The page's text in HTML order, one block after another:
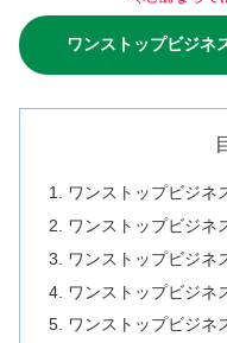
ワンストップビジネ
ワンストップビジネ
ワンストップビジネ
ワンストップビジネ
ワンストップビジネ
ワンストップビジネ